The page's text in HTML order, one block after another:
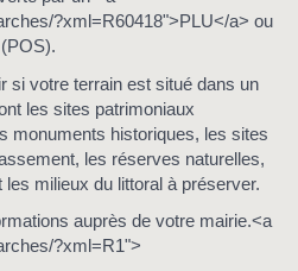
?xml=R60418">PLU</a> ou
si votre terrain est situé dans un
les sites patrimoniaux
monuments historiques, les sites
les réserves naturelles,
milieux du littoral à préserver.
auprès de votre mairie.<a
?xml=R1">